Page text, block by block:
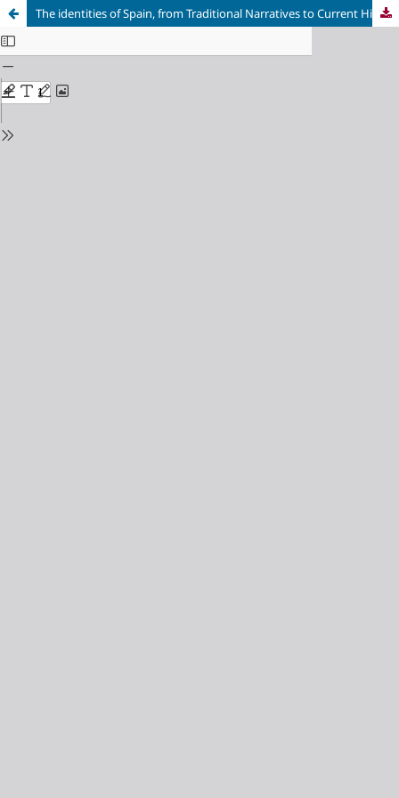
The identities of Spain, from Traditional Narratives to Current Historiography. Review of José Álvarez Junco and others, Las historias de España. Visiones del pasado y construcción de identidad. Barcelona, Madrid: Crítica, Marcial Pons, 2013, xxvii+914 págs.